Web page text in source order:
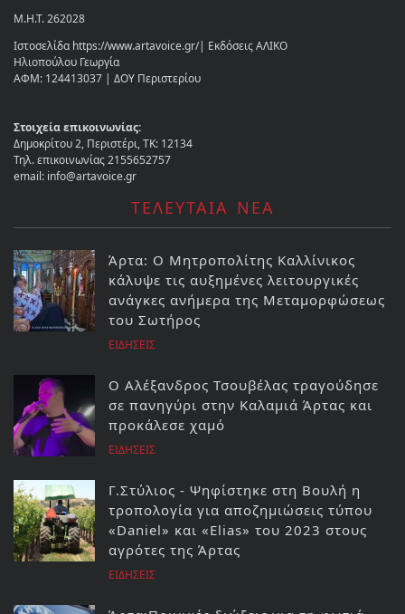
Μ.Η.Τ. 262028
Ιστοσελίδα https://www.artavoice.gr/| Εκδόσεις ΑΛΙΚΟ
Ηλιοπούλου Γεωργία
ΑΦΜ: 124413037 | ΔΟΥ Περιστερίου
Στοιχεία επικοινωνίας:
Δημοκρίτου 2, Περιστέρι, ΤΚ: 12134
Τηλ. επικοινωνίας 2155652757
email: info@artavoice.gr
ΤΕΛΕΥΤΑΙΑ ΝΕΑ
Άρτα: Ο Μητροπολίτης Καλλίνικος
κάλυψε τις αυξημένες λειτουργικές
ανάγκες ανήμερα της Μεταμορφώσεως
του Σωτήρος
ΕΙΔΗΣΕΙΣ
Ο Αλέξανδρος Τσουβέλας τραγούδησε
σε πανηγύρι στην Καλαμιά Άρτας και
προκάλεσε χαμό
ΕΙΔΗΣΕΙΣ
Γ.Στύλιος - Ψηφίστηκε στη Βουλή η
τροπολογία για αποζημιώσεις τύπου
«Daniel» και «Elias» του 2023 στους
αγρότες της Άρτας
ΕΙΔΗΣΕΙΣ